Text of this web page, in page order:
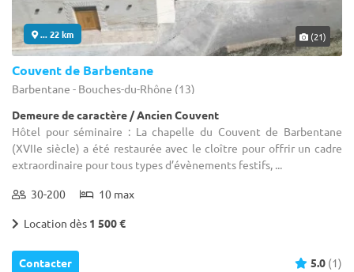
... 22 km (21)
Couvent de Barbentane
Barbentane - Bouches-du-Rhône (13)
Demeure de caractère / Ancien Couvent
Hôtel pour séminaire : La chapelle du Couvent de Barbentane
(XVIIe siècle) a été restaurée avec le cloître pour offrir un cadre
extraordinaire pour tous types d’évènements festifs, ...
30-200 10 max
Location dès 1 500 €
Contacter 5.0 (1)